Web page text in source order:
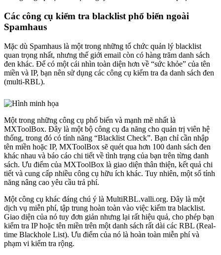
Các công cụ kiểm tra blacklist phổ biến ngoài
Spamhaus
Mặc dù Spamhaus là một trong những tổ chức quản lý blacklist
quan trọng nhất, nhưng thế giới email còn có hàng trăm danh sách
đen khác. Để có một cái nhìn toàn diện hơn về “sức khỏe” của tên
miền và IP, bạn nên sử dụng các công cụ kiểm tra đa danh sách đen
(multi-RBL).
Một trong những công cụ phổ biến và mạnh mẽ nhất là
MXToolBox. Đây là một bộ công cụ đa năng cho quản trị viên hệ
thống, trong đó có tính năng “Blacklist Check”. Bạn chỉ cần nhập
tên miền hoặc IP, MXToolBox sẽ quét qua hơn 100 danh sách đen
khác nhau và báo cáo chi tiết về tình trạng của bạn trên từng danh
sách. Ưu điểm của MXToolBox là giao diện thân thiện, kết quả chi
tiết và cung cấp nhiều công cụ hữu ích khác. Tuy nhiên, một số tính
năng nâng cao yêu cầu trả phí.
Một công cụ khác đáng chú ý là MultiRBL.valli.org. Đây là một
dịch vụ miễn phí, tập trung hoàn toàn vào việc kiểm tra blacklist.
Giao diện của nó tuy đơn giản nhưng lại rất hiệu quả, cho phép bạn
kiểm tra IP hoặc tên miền trên một danh sách rất dài các RBL (Real-
time Blackhole List). Ưu điểm của nó là hoàn toàn miễn phí và
phạm vi kiểm tra rộng.